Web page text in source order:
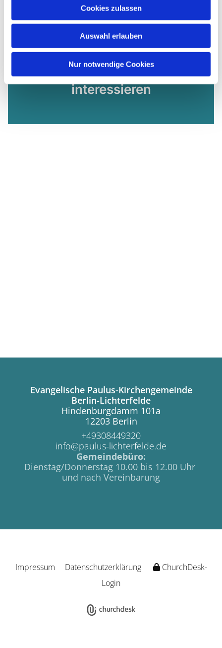
Cookies zulassen
Auswahl erlauben
Nur notwendige Cookies
Dies könnte Sie auch
interessieren
Evangelische Paulus-Kirchengemeinde
Berlin-Lichterfelde
Hindenburgdamm 101a
12203 Berlin
+49308449320
info@paulus-lichterfelde.de
Gemeindebüro:
Dienstag/Donnerstag 10.00 bis 12.00 Uhr
und nach Vereinbarung
Impressum Datenschutzerklärung
ChurchDesk-
Login